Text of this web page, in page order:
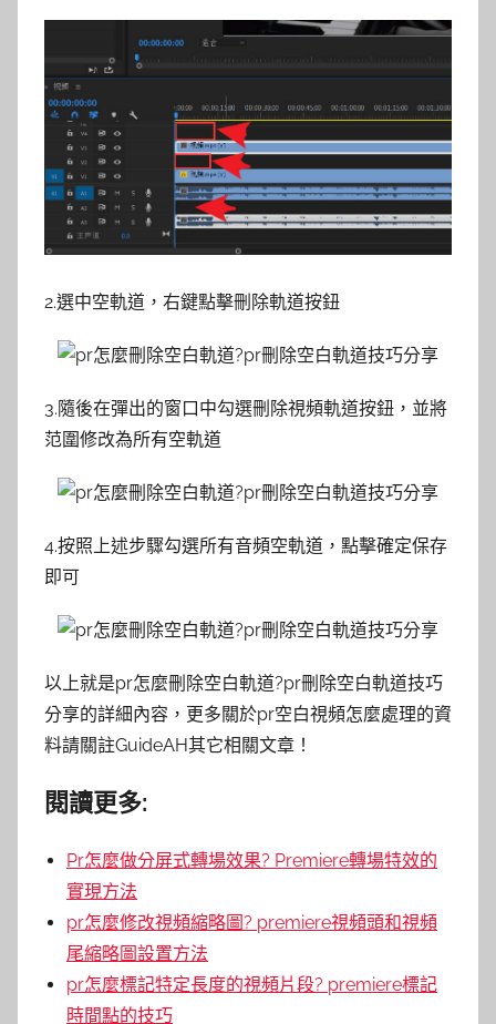
2.選中空軌道，右鍵點擊刪除軌道按鈕
3.隨後在彈出的窗口中勾選刪除視頻軌道按鈕，並將
范圍修改為所有空軌道
4.按照上述步驟勾選所有音頻空軌道，點擊確定保存
即可
以上就是pr怎麼刪除空白軌道?pr刪除空白軌道技巧
分享的詳細內容，更多關於pr空白視頻怎麼處理的資
料請關註GuideAH其它相關文章！
閱讀更多:
Pr怎麼做分屏式轉場效果? Premiere轉場特效的
實現方法
pr怎麼修改視頻縮略圖? premiere視頻頭和視頻
尾縮略圖設置方法
pr怎麼標記特定長度的視頻片段? premiere標記
時間點的技巧